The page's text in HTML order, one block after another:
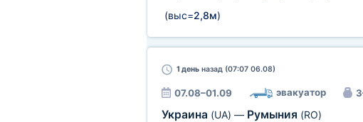
(выс=2,8м)
1 деньназад (07:07 06.08)
07.08–01.09 эвакуатор
Украина (UA) — Румыния (RO)